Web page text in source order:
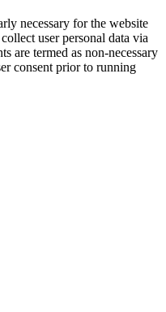
necessary for the website
user personal data via
are termed as non-necessary
consent prior to running